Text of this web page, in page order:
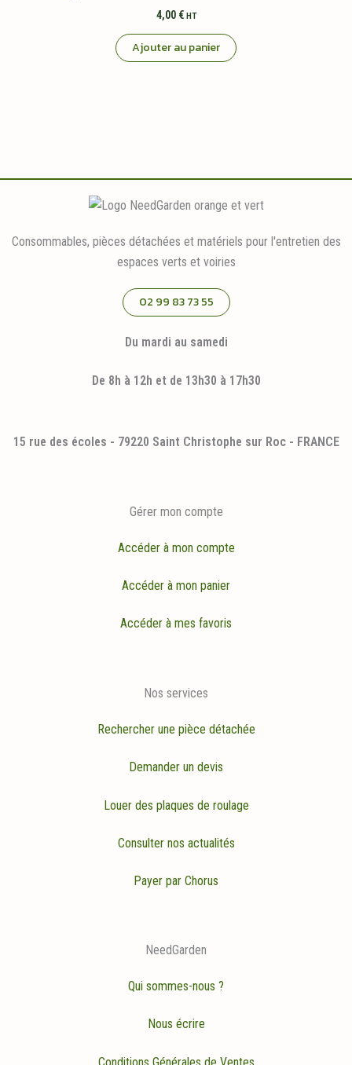
4,00 € HT
Ajouter au panier
Consommables, pièces détachées et matériels pour l'entretien des
espaces verts et voiries
02 99 83 73 55
Du mardi au samedi
De 8h à 12h et de 13h30 à 17h30
15 rue des écoles - 79220 Saint Christophe sur Roc - FRANCE
Gérer mon compte
Accéder à mon compte
Accéder à mon panier
Accéder à mes favoris
Nos services
Rechercher une pièce détachée
Demander un devis
Louer des plaques de roulage
Consulter nos actualités
Payer par Chorus
NeedGarden
Qui sommes-nous ?
Nous écrire
Conditions Générales de Ventes